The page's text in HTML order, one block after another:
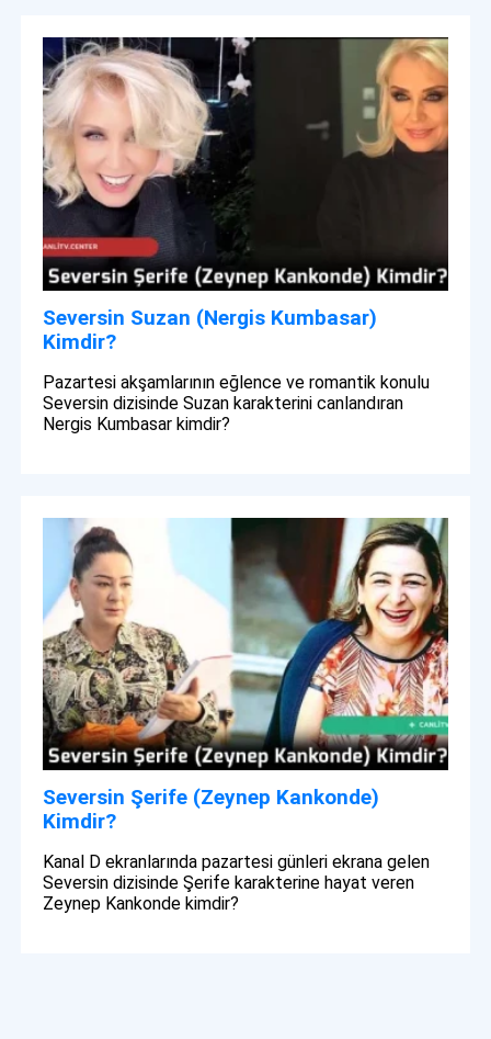
Seversin Suzan (Nergis Kumbasar)
Kimdir?
Pazartesi akşamlarının eğlence ve romantik konulu
Seversin dizisinde Suzan karakterini canlandıran
Nergis Kumbasar kimdir?
Seversin Şerife (Zeynep Kankonde)
Kimdir?
Kanal D ekranlarında pazartesi günleri ekrana gelen
Seversin dizisinde Şerife karakterine hayat veren
Zeynep Kankonde kimdir?